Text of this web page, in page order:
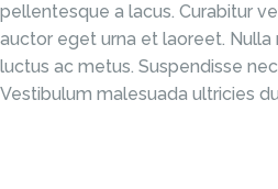
pellentesque a lacus. Curabitur
auctor eget urna et laoreet.
luctus ac metus. Suspendisse
Vestibulum malesuada ultricies